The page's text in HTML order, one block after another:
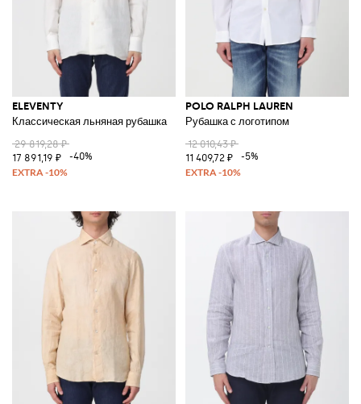
ELEVENTY
Классическая льняная рубашка
29 819,28 ₽
17 891,19 ₽
-40%
POLO RALPH LAUREN
Рубашка с логотипом
12 010,43 ₽
11 409,72 ₽
-5%